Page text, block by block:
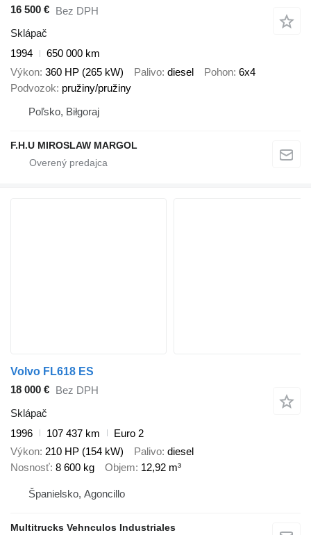
16 500 € Bez DPH
Sklápač
1994
650 000 km
Výkon 360 HP (265 kW) Palivo diesel Pohon 6x4
Podvozok pružiny/pružiny
Poľsko, Biłgoraj
F.H.U MIROSLAW MARGOL
Volvo FL618 ES
18 000 € Bez DPH
Sklápač
1996
107 437 km
Euro 2
Výkon 210 HP (154 kW) Palivo diesel
Nosnosť 8 600 kg Objem 12,92 m³
Španielsko, Agoncillo
Multitrucks Vehnculos Industriales